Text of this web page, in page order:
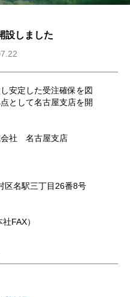
設しました
安定した受注確保を図
として名古屋支店を開
会社 名古屋支店
区名駅三丁目26番8号
FAX）